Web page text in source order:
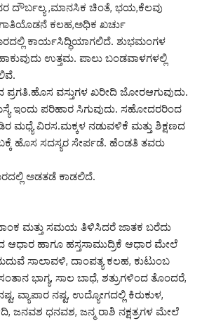
ದೌರ್ಬಲ್ಯ ,ಮಾನಸಿಕ ಚಿಂತೆ, ಭಯ,ಕೆಲವು
ಕಲಹ,ಅಧಿಕ ಖರ್ಚು
ಕಾರ್ಯಸಿದ್ಧಿಯಾಗಲಿದೆ. ಶುಭಮಂಗಳ
ಉತ್ತಮ. ಪಾಲು ಬಂಡವಾಳಗಳಲ್ಲಿ
ವಸ್ತುಗಳ ಖರೀದಿ ಜೋರಆಗುವುದು.
ಇಂದು ಪರಿಹಾರ ಸಿಗುವುದು. ಸಹೋದರರಿಂದ
ಮಧ್ಯೆ ವಿರಸ.ಮಕ್ಕಳ ನಡುವಳಿಕೆ ಮತ್ತು ಶಿಕ್ಷಣದ
ಹೊಸ ಸದಸ್ಯರ ಸೇರ್ಪಡೆ. ಹೆಂಡತಿ ತವರು
ಅಡತಡೆ ಕಾಡಲಿದೆ.
ಮತ್ತು ಸಮಯ ತಿಳಿಸಿದರೆ ಜಾತಕ ಬರೆದು
ಆಧಾರ ಹಾಗೂ ಹಸ್ತಸಾಮುದ್ರಿಕೆ ಆಧಾರ ಮೇಲೆ
ಸಾಲಾವಳಿ, ದಾಂಪತ್ಯ ಕಲಹ, ಕುಟುಂಬ
ಭಾಗ್ಯ, ಸಾಲ ಬಾಧೆ, ಶತ್ರುಗಳಿಂದ ತೊಂದರೆ,
ವ್ಯಾಪಾರ ನಷ್ಟ, ಉದ್ಯೋಗದಲ್ಲಿ ಕಿರುಕುಳ,
ಜನವಶ ಧನವಶ, ಜನ್ಮ ರಾಶಿ ನಕ್ಷತ್ರಗಳ ಮೇಲೆ